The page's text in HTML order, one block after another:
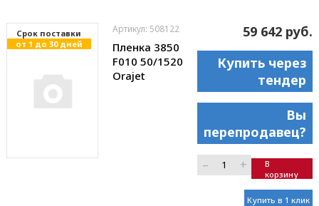
Cрок поставки
от 1 до 30 дней
Артикул: 508122
Пленка 3850
F010 50/1520
Orajet
59 642 руб.
Купить через
тендер
Вы
перепродавец?
– +
В
корзину
Купить в 1 клик